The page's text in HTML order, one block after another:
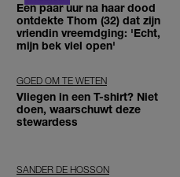
Een paar uur na haar dood
ontdekte Thom (32) dat zijn
vriendin vreemdging: 'Echt,
mijn bek viel open'
GOED OM TE WETEN
Vliegen in een T-shirt? Niet
doen, waarschuwt deze
stewardess
SANDER DE HOSSON